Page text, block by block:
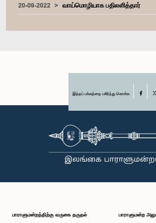
20-09-2022 வாய்மொழியாக பதிலளித்தார்
இந்தப் பக்கத்தை பகிர்ந்து கொள்க
பாராளுமன்றத்திற்கு வருகை தருதல் பாராளுமன்ற